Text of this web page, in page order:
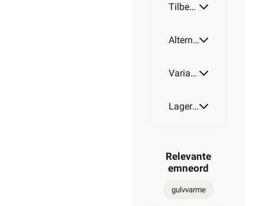
Tilbehør
Alternative artikler
Varianter av artikkel
Lagerstatus
Relevante
emneord
gulvvarme